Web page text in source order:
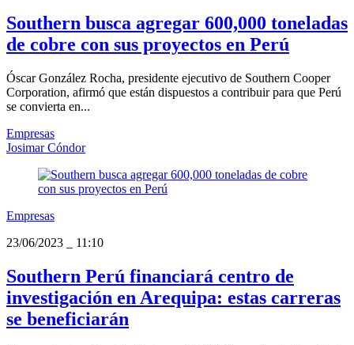
Southern busca agregar 600,000 toneladas
de cobre con sus proyectos en Perú
Óscar González Rocha, presidente ejecutivo de Southern Cooper
Corporation, afirmó que están dispuestos a contribuir para que Perú
se convierta en...
Empresas
Josimar Cóndor
Empresas
23/06/2023
11:10
Southern Perú financiará centro de
investigación en Arequipa: estas carreras
se beneficiarán